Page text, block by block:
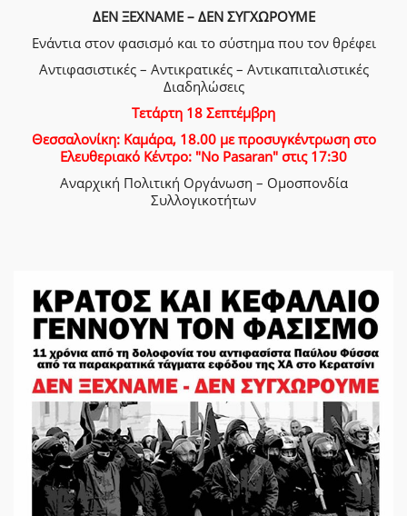
ΔΕΝ ΞΕΧΝΑΜΕ – ΔΕΝ ΣΥΓΧΩΡΟΥΜΕ
Ενάντια στον φασισμό και το σύστημα που τον θρέφει
Αντιφασιστικές – Αντικρατικές – Αντικαπιταλιστικές
Διαδηλώσεις
Τετάρτη 18 Σεπτέμβρη
Θεσσαλονίκη: Καμάρα, 18.00 με προσυγκέντρωση στο
Ελευθεριακό Κέντρο: "No Pasaran" στις 17:30
Αναρχική Πολιτική Οργάνωση – Ομοσπονδία
Συλλογικοτήτων